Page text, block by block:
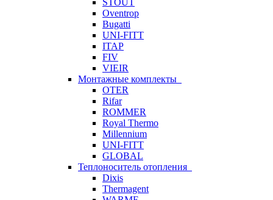
STOUT
Oventrop
Bugatti
UNI-FITT
ITAP
FIV
VIEIR
Монтажные комплекты
OTER
Rifar
ROMMER
Royal Thermo
Millennium
UNI-FITT
GLOBAL
Теплоноситель отопления
Dixis
Thermagent